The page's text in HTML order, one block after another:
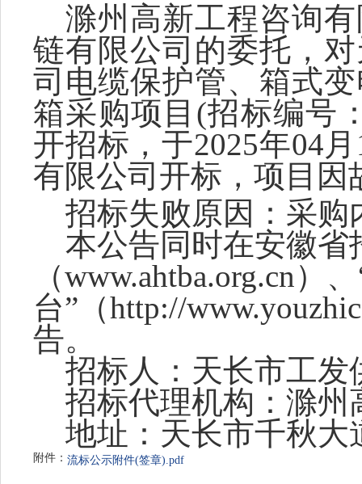
滁州高新工程咨询
链有限公司的委托，对
司电缆保护管、箱式
箱采购项目 (招标编号
开招标，于2025年04
有限公司开标，项目因
招标失败原因： 采购
本公告同时在安徽省
（www.ahtba.org.cn）
台”（http://
告。
招标人： 天长市工发
招标代理机构： 滁州
地址：天长市千秋大
附件： 流标公示附件(签章).pdf